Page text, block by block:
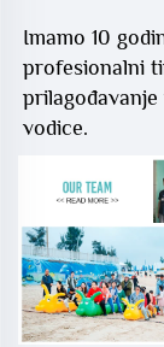
Imamo 10
profesionalni
vodice.